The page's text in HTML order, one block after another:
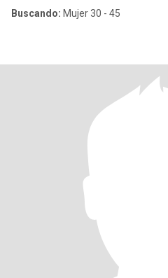
Buscando: Mujer 30 - 45